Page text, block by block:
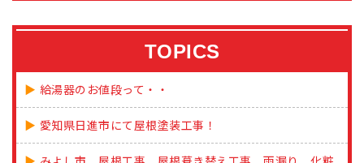
TOPICS
給湯器のお値段って・・
愛知県日進市にて屋根塗装工事！